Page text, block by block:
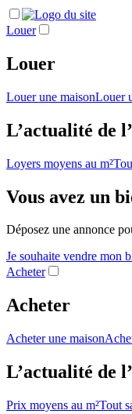
Louer
Louer
Louer une maisonLouer
L’actualité de
Loyers moyens au m²
Vous avez un
Déposez une annonce
Je souhaite vendre mon
Acheter
Acheter
Acheter une maison
L’actualité de
Prix moyens au m²Tout